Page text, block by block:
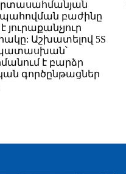
բաժինը
Աշխատելով 5S
է բարձր
գործընթացներ